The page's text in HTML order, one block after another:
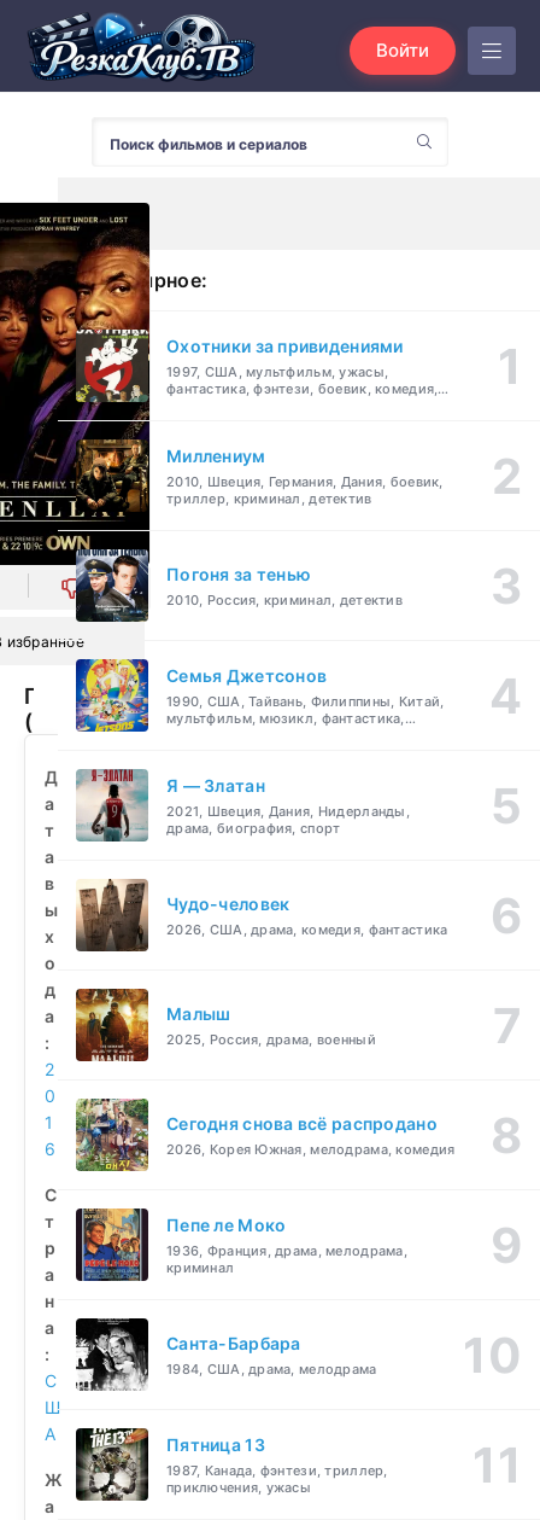
Войти
0
избранное
Гринлиф
(2016)
бесплатно
Д
а
т
а
в
ы
х
о
д
а
:
2
0
1
6
С
т
р
а
н
а
:
С
Ш
А
Ж
а
Популярное:
Охотники за привидениями
1997, США, мультфильм, ужасы,
фантастика, фэнтези, боевик, комедия,
Миллениум
2010, Швеция, Германия, Дания, боевик,
триллер, криминал, детектив
Погоня за тенью
2010, Россия, криминал, детектив
Семья Джетсонов
1990, США, Тайвань, Филиппины, Китай,
мультфильм, мюзикл, фантастика,
Я — Златан
2021, Швеция, Дания, Нидерланды,
драма, биография, спорт
Чудо-человек
2026, США, драма, комедия, фантастика
Малыш
2025, Россия, драма, военный
Сегодня снова всё распродано
2026, Корея Южная, мелодрама, комедия
Пепе ле Моко
1936, Франция, драма, мелодрама,
криминал
Санта-Барбара
1984, США, драма, мелодрама
Пятница 13
1987, Канада, фэнтези, триллер,
приключения, ужасы